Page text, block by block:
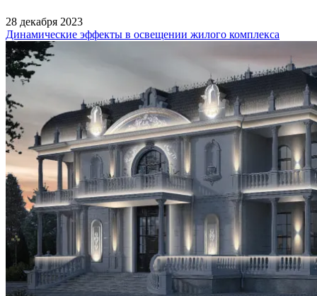
28 декабря 2023
Динамические эффекты в освещении жилого комплекса